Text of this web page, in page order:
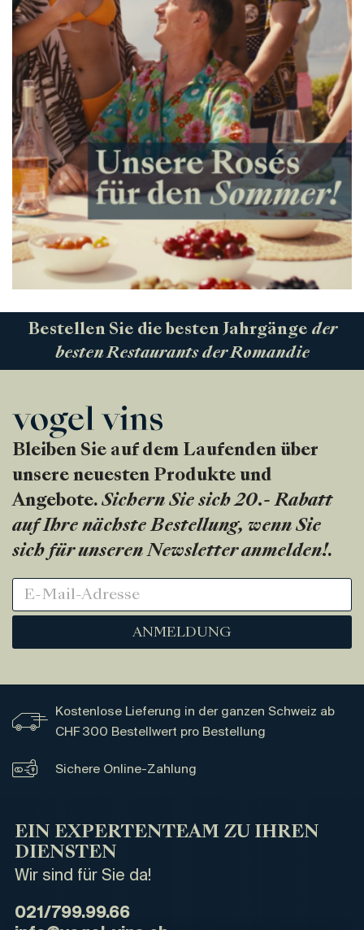
Bestellen Sie die besten Jahrgänge der
besten Restaurants der Romandie
Bleiben Sie auf dem Laufenden über
unsere neuesten Produkte und
Angebote. Sichern Sie sich 20.- Rabatt
auf Ihre nächste Bestellung, wenn Sie
sich für unseren Newsletter anmelden!.
ANMELDUNG
Kostenlose Lieferung in der ganzen Schweiz ab
CHF 300 Bestellwert pro Bestellung
Sichere Online-Zahlung
EIN EXPERTENTEAM ZU IHREN
DIENSTEN
Wir sind für Sie da!
021/799.99.66